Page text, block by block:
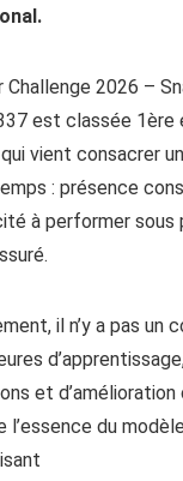
Challenge 2026 –
est classée 1ère
vient consacrer
: présence
à performer sous
il n’y a pas un
et d’amélioration
du